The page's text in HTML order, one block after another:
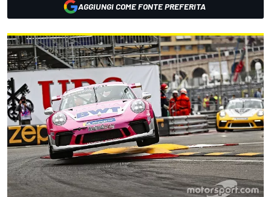
AGGIUNGI COME FONTE PREFERITA